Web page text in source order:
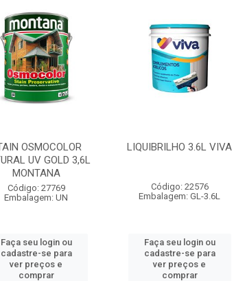
OSMOCOLOR
UV GOLD 3,6L
MONTANA
Código: 27769
Embalagem: UN
Faça seu login ou
cadastre-se para
ver preços e
comprar
LIQUIBRILHO 3.6L VIVA
Código: 22576
Embalagem: GL-3.6L
Faça seu login ou
cadastre-se para
ver preços e
comprar